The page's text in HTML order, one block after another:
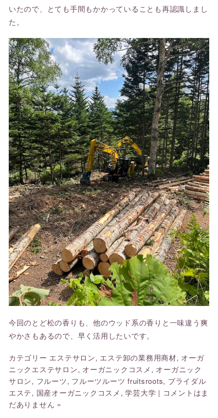
いたので、とても手間もかかっていることも再認識しまし
た。
今回のとど松の香りも、他のウッド系の香りと一味違う爽
やかさもあるので、早く活用したいです。
カテゴリー エステサロン, エステ卸の業務用商材, オーガ
ニックエステサロン, オーガニックコスメ , オーガニック
サロン, フルーツ, フルーツルーツ fruitsroots, ブライダル
エステ, 国産オーガニックコスメ ,学芸大学 | コメントはま
だありません »